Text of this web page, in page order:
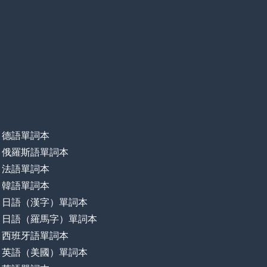
德語單詞本
俄羅斯語單詞本
法語單詞本
韓語單詞本
日語（漢字）單詞本
日語（羅馬字）單詞本
西班牙語單詞本
英語（美國）單詞本